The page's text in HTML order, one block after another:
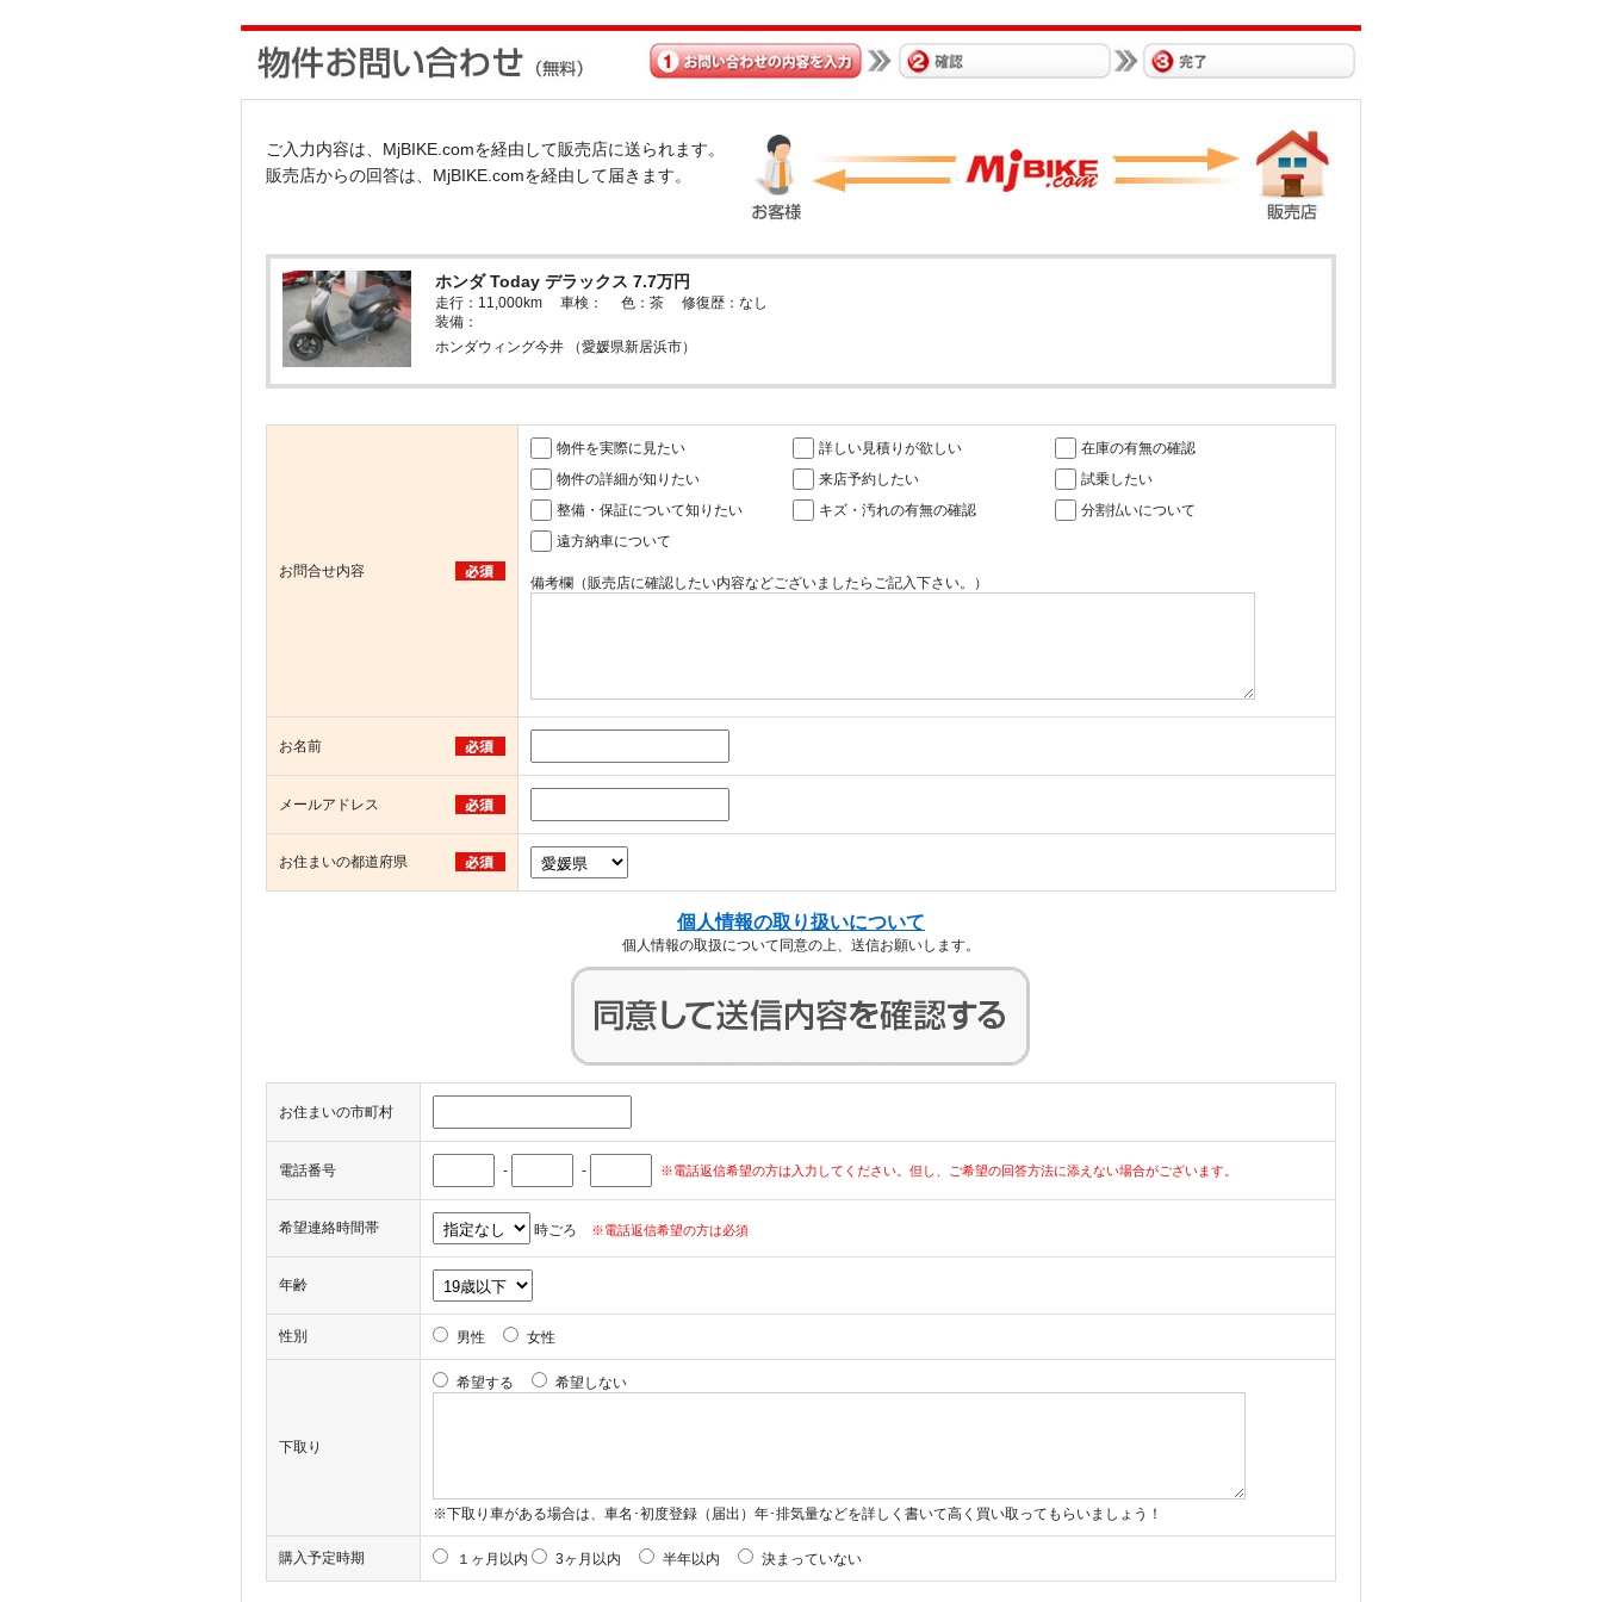
ご入力内容は、MjBIKE.comを経由して販売店に送られます。
販売店からの回答は、MjBIKE.comを経由して届きます。
ホンダ Today デラックス 7.7万円
走行：11,000km 車検： 色：茶 修復歴：なし
装備：
ホンダウィング今井 （愛媛県新居浜市）
お問合せ内容
物件を実際に見たい 詳しい見積りが欲しい
在庫の有無の確認
物件の詳細が知りたい
来店予約したい
試乗したい
整備・保証について知りたい
キズ・汚れの有無の確認
分割払いについて
遠方納車について
備考欄（販売店に確認したい内容などございましたらご記入下さい。）
お名前
メールアドレス
お住まいの都道府県
個人情報の取り扱いについて
個人情報の取扱について同意の上、送信お願いします。
お住まいの市町村
電話番号 - - ※電話返信希望の方は入力してください。但し、ご希望の回答方法に添えない場合がございます。
希望連絡時間帯 時ごろ ※電話返信希望の方は必須
年齢
性別 男性 女性
下取り
希望する 希望しない
※下取り車がある場合は、車名･初度登録（届出）年･排気量などを詳しく書いて高く買い取ってもらいましょう！
購入予定時期 １ヶ月以内 3ヶ月以内 半年以内 決まっていない